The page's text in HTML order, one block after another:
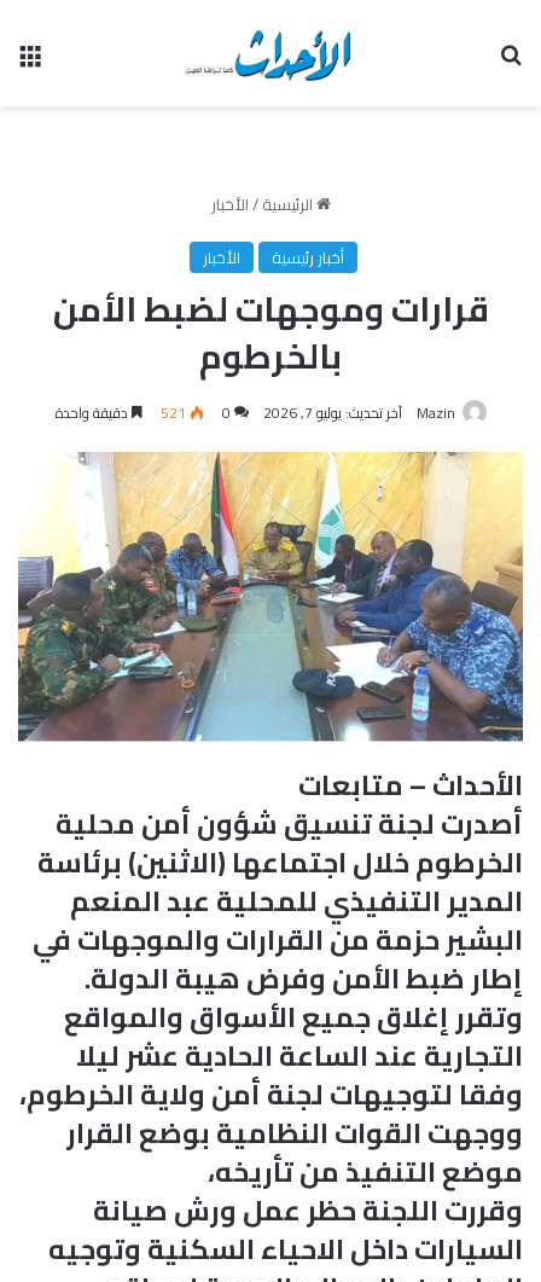
الرئيسية/الأخبار
أخبار رئيسية
الأخبار
قرارات وموجهات لضبط الأمن
بالخرطوم
Mazin آخر تحديث: يوليو 7, 2026 0
521 دقيقة واحدة
الأحداث – متابعات
أصدرت لجنة تنسيق شؤون أمن محلية
الخرطوم خلال اجتماعها (الاثنين) برئاسة
المدير التنفيذي للمحلية عبد المنعم
البشير حزمة من القرارات والموجهات في
إطار ضبط الأمن وفرض هيبة الدولة.
وتقرر إغلاق جميع الأسواق والمواقع
التجارية عند الساعة الحادية عشر ليلا
وفقا لتوجيهات لجنة أمن ولاية الخرطوم،
ووجهت القوات النظامية بوضع القرار
موضع التنفيذ من تأريخه،
وقررت اللجنة حظر عمل ورش صيانة
السيارات داخل الاحياء السكنية وتوجيه